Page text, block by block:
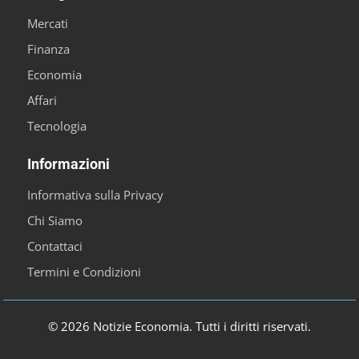
Mercati
Finanza
Economia
Affari
Tecnologia
Informazioni
Informativa sulla Privacy
Chi Siamo
Contattaci
Termini e Condizioni
© 2026 Notizie Economia. Tutti i diritti riservati.